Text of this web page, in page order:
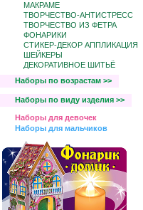
МАКРАМЕ
ТВОРЧЕСТВО-АНТИСТРЕСС
ТВОРЧЕСТВО ИЗ ФЕТРА
ФОНАРИКИ
СТИКЕР-ДЕКОР АППЛИКАЦИЯ
ШЕЙКЕРЫ
ДЕКОРАТИВНОЕ ШИТЬЁ
Наборы по возрастам >>
Наборы по виду изделия >>
Наборы для девочек
Наборы для мальчиков